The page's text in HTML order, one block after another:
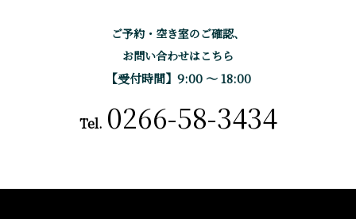
ご予約・空き室のご確認、
お問い合わせはこちら
【受付時間】9:00 〜 18:00
Tel. 0266-58-3434